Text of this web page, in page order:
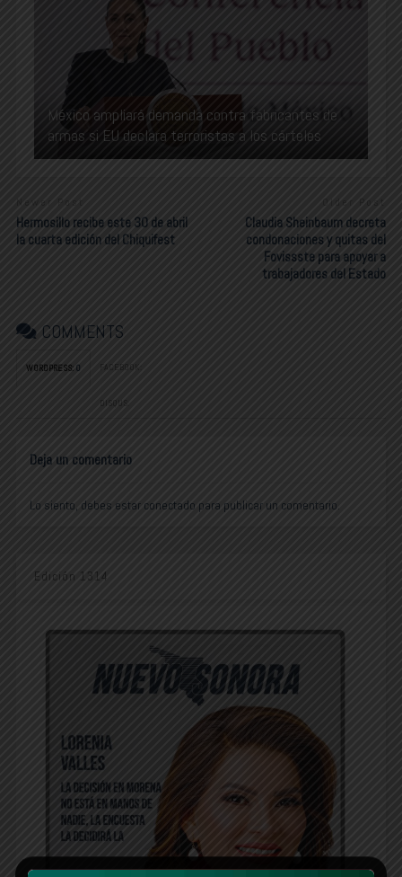
México ampliará demanda contra fabricantes de
armas si EU declara terroristas a los cárteles
Newer Post
Hermosillo recibe este 30 de abril
la cuarta edición del Chiquifest
Older Post
Claudia Sheinbaum decreta
condonaciones y quitas del
Fovissste para apoyar a
trabajadores del Estado
COMMENTS
WORDPRESS: 0 FACEBOOK:
DISQUS:
Deja un comentario
Lo siento, debes estar conectado para publicar un comentario.
Edición 1314